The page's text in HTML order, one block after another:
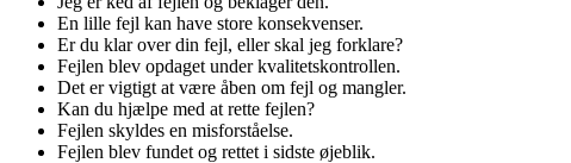
En lille fejl kan have store konsekvenser.
Er du klar over din fejl, eller skal jeg forklare?
Fejlen blev opdaget under kvalitetskontrollen.
Det er vigtigt at være åben om fejl og mangler.
Kan du hjælpe med at rette fejlen?
Fejlen skyldes en misforståelse.
Fejlen blev fundet og rettet i sidste øjeblik.